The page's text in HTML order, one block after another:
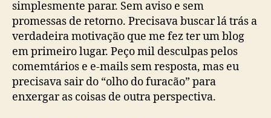
simplesmente parar. Sem aviso e sem
promessas de retorno. Precisava buscar lá trás a
verdadeira motivação que me fez ter um blog
em primeiro lugar. Peço mil desculpas pelos
comemtários e e-mails sem resposta, mas eu
precisava sair do “olho do furacão” para
enxergar as coisas de outra perspectiva.